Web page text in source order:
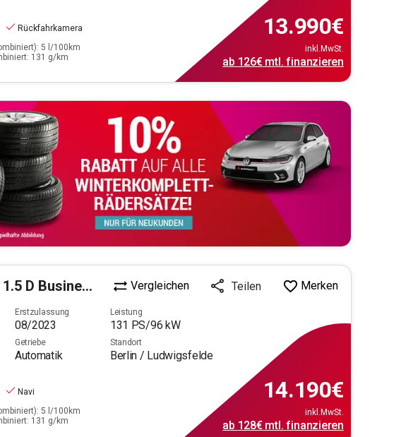
Rückfahrkamera
5 l/100km
131 g/km
13.990€
inkl.MwSt.
ab 126€mtl. finanzieren
Elegance (EURO 6e) Vergleichen Teilen Merken
Erstzulassung
08/2023
Leistung
131 PS/96 kW
Getriebe
Automatik
Standort
Berlin / Ludwigsfelde
Navi
5 l/100km
131 g/km
14.190€
inkl.MwSt.
ab 128€mtl. finanzieren